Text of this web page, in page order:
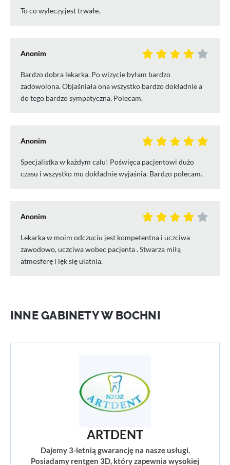
To co wyleczy,jest trwałe.
Anonim
Bardzo dobra lekarka. Po wizycie byłam bardzo
zadowolona. Objaśniała ona wszystko bardzo dokładnie a
do tego bardzo sympatyczna. Polecam.
Anonim
Specjalistka w każdym calu! Poświęca pacjentowi dużo
czasu i wszystko mu dokładnie wyjaśnia. Bardzo polecam.
Anonim
Lekarka w moim odczuciu jest kompetentna i uczciwa
zawodowo, uczciwa wobec pacjenta . Stwarza miłą
atmosferę i lęk się ulatnia.
INNE GABINETY W BOCHNI
ARTDENT
Dajemy 3-letnią gwarancję na nasze usługi.
Posiadamy rentgen 3D, który zapewnia wysokiej